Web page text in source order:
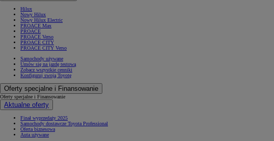
Hilux
Nowy Hilux
Nowy Hilux Electric
PROACE Max
PROACE
PROACE Verso
PROACE CITY
PROACE CITY Verso
Samochody używane
Umów się na jazdę testową
Zobacz wszystkie cenniki
Konfiguruj swoją Toyotę
Oferty specjalne i Finansowanie
Oferty specjalne i Finansowanie
Aktualne oferty
Finał wyprzedaży 2025
Samochody dostawcze Toyota Professional
Oferta biznesowa
Auta używane